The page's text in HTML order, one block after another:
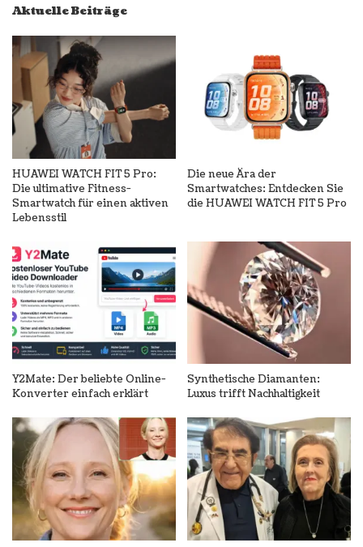
Aktuelle Beiträge
HUAWEI WATCH FIT 5 Pro:
Die ultimative Fitness-
Smartwatch für einen aktiven
Lebensstil
Die neue Ära der
Smartwatches: Entdecken Sie
die HUAWEI WATCH FIT 5 Pro
Y2Mate: Der beliebte Online-
Konverter einfach erklärt
Synthetische Diamanten:
Luxus trifft Nachhaltigkeit